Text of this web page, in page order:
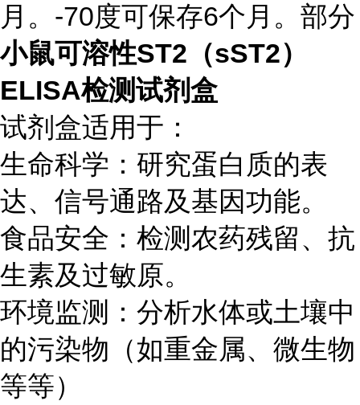
月。-70度可保存6个月。部分
小鼠可溶性ST2（sST2）
ELISA检测试剂盒
试剂盒适用于：
生命科学：研究蛋白质的表
达、信号通路及基因功能。
食品安全：检测农药残留、抗
生素及过敏原。
环境监测：分析水体或土壤中
的污染物（如重金属、微生物
等等）